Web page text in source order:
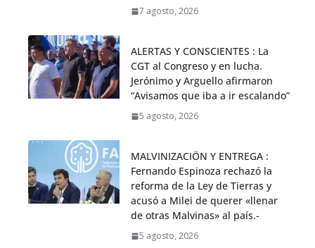
7 agosto, 2026
ALERTAS Y CONSCIENTES : La
CGT al Congreso y en lucha.
Jerónimo y Arguello afirmaron
“Avisamos que iba a ir escalando”
5 agosto, 2026
MALVINIZACIÖN Y ENTREGA :
Fernando Espinoza rechazó la
reforma de la Ley de Tierras y
acusó a Milei de querer «llenar
de otras Malvinas» al país.-
5 agosto, 2026